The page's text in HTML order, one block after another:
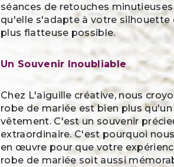
séances de retouches
qu'elle s'adapte à votre silhouette
plus flatteuse possible.
Un Souvenir Inoubliable
Chez L'aiguille créative, nous
robe de mariée est bien plus
vêtement. C'est un souvenir
extraordinaire. C'est pourquoi
en œuvre pour que votre
robe de mariée soit aussi